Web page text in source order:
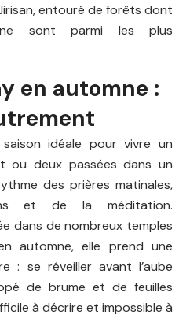
entouré de forêts dont
sont parmi les plus
en automne :
idéale pour vivre un
deux passées dans un
des prières matinales,
et de la méditation.
dans de nombreux temples
automne, elle prend une
: se réveiller avant l’aube
de brume et de feuilles
à décrire et impossible à